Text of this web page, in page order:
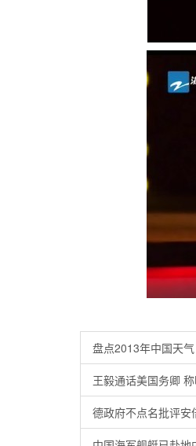
盘点2013年中国天
王毅通话美国务卿
德政府不点名批评安